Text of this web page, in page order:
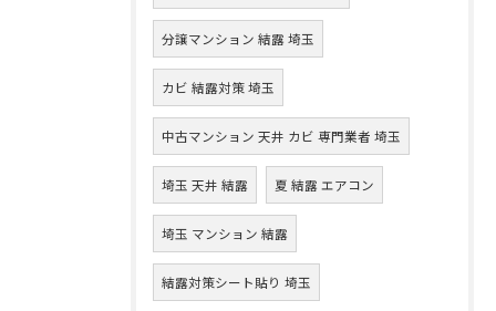
分譲マンション 結露 埼玉
カビ 結露対策 埼玉
中古マンション 天井 カビ 専門業者 埼玉
埼玉 天井 結露 夏 結露 エアコン
埼玉 マンション 結露
結露対策シート貼り 埼玉